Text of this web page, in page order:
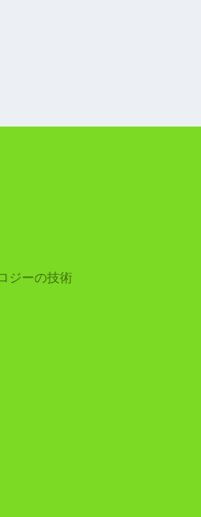
ジーの技術